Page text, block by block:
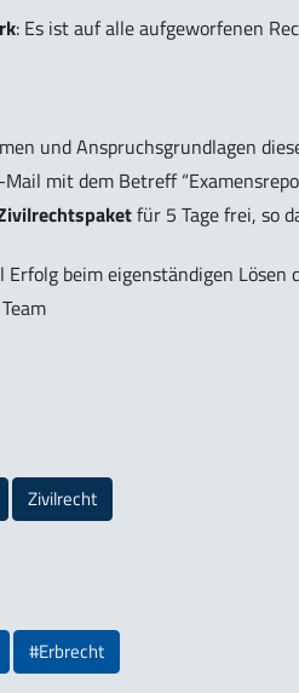
: Es ist auf alle aufgeworfenen
und Anspruchsgrundlagen
Mail mit dem Betreff
für 5 Tage frei, so
Erfolg beim eigenständigen Lösen
Zivilrecht
#Erbrecht